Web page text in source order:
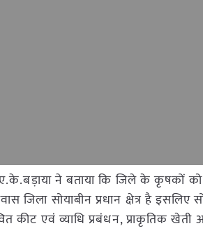
ने बताया कि जिले के कृषकों
जिला सोयाबीन प्रधान क्षेत्र है इसलिए
एवं व्याधि प्रबंधन, प्राकृतिक खेती